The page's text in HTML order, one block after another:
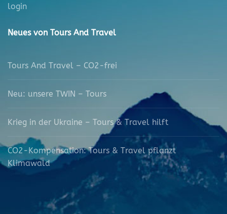
login
Neues von Tours And Travel
Tours And Travel – CO2-frei
Neu: unsere TWIN – Tours
Krieg in der Ukraine – Tours & Travel hilft
CO2-Kompensation: Tours & Travel pflanzt
Klimawald